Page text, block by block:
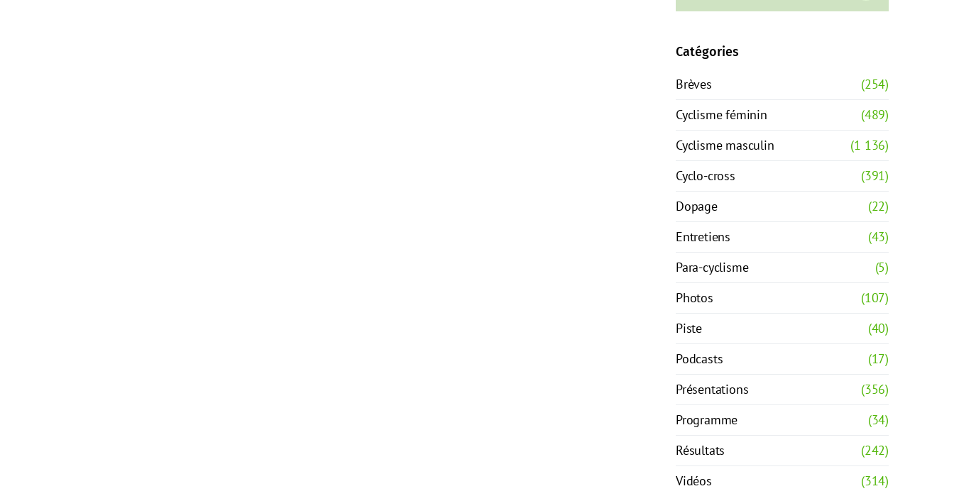
Catégories
Brèves
(254)
Cyclisme féminin
(489)
Cyclisme masculin
(1 136)
Cyclo-cross
(391)
Dopage
(22)
Entretiens
(43)
Para-cyclisme
(5)
Photos
(107)
Piste
(40)
Podcasts
(17)
Présentations
(356)
Programme
(34)
Résultats
(242)
Vidéos
(314)